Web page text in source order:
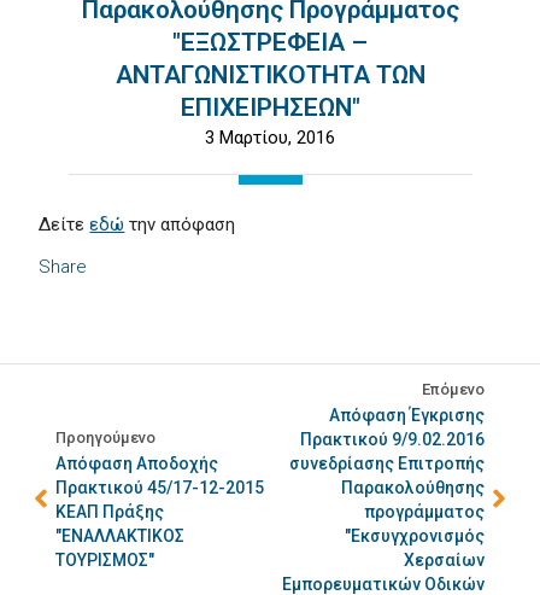
Παρακολούθησης Προγράμματος
"ΕΞΩΣΤΡΕΦΕΙΑ –
ΑΝΤΑΓΩΝΙΣΤΙΚΟΤΗΤΑ ΤΩΝ
ΕΠΙΧΕΙΡΗΣΕΩΝ"
3 Μαρτίου, 2016
Share
Δείτεεδώ την απόφαση
Προηγούμενο
Απόφαση Αποδοχής
Πρακτικού 45/17-12-2015
ΚΕΑΠ Πράξης
"ΕΝΑΛΛΑΚΤΙΚΟΣ
ΤΟΥΡΙΣΜΟΣ"
Επόμενο
Απόφαση Έγκρισης
Πρακτικού 9/9.02.2016
συνεδρίασης Επιτροπής
Παρακολούθησης
προγράμματος
"Εκσυγχρονισμός
Χερσαίων
Εμπορευματικών Οδικών